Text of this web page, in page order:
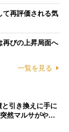
て再評価される気
再びの上昇局面へ
一覧を見る
と引き換えに手に
然マルサがや…